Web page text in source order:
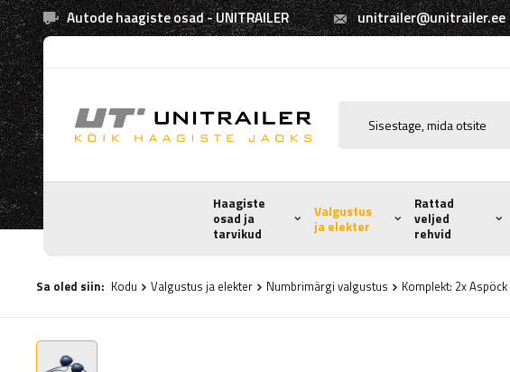
Autode haagiste osad - UNITRAILER unitrailer@unitrailer.ee
Haagiste
osad ja
tarvikud
Valgustus
ja elekter
Rattad
veljed
rehvid
Sa oled siin: Kodu Valgustus ja elekter Numbrimärgi valgustus Komplekt: 2x